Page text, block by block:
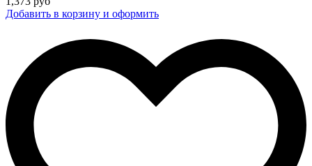
Добавить в корзину и оформить